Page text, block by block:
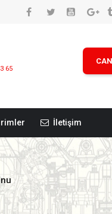
65
İletişim